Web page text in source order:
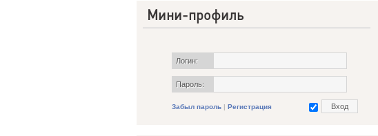
Мини-профиль
Логин:
Пароль:
Забыл пароль | Регистрация